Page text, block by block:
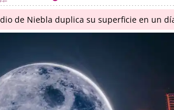
de Niebla duplica su superficie en un